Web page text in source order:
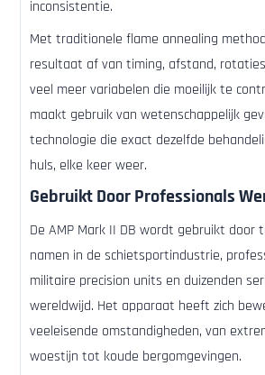
inconsistentie.
Met traditionele flame annealing
resultaat af van timing, afstand,
veel meer variabelen die moeilijk te
maakt gebruik van wetenschappelijk
technologie die exact dezelfde
huls, elke keer weer.
Gebruikt Door Professionals
De AMP Mark II DB wordt gebruikt door
namen in de schietsportindustrie,
militaire precision units en duizenden
wereldwijd. Het apparaat heeft zich
veeleisende omstandigheden, van
woestijn tot koude bergomgevingen.